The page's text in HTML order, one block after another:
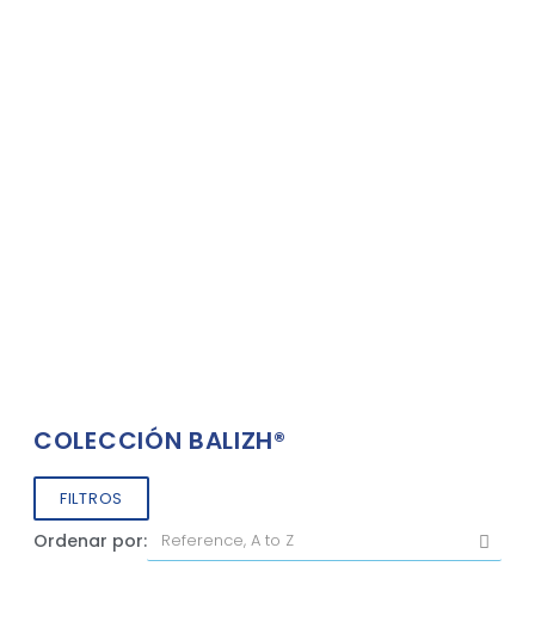
COLECCIÓN BALIZH®
FILTROS
Ordenar por: